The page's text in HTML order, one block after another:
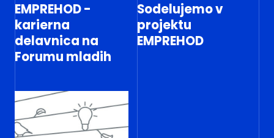
EMPREHOD -
karierna
delavnica na
Forumu mladih
Sodelujemo v
projektu
EMPREHOD